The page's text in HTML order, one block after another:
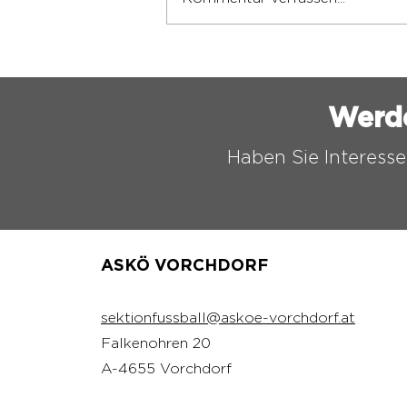
FUSSBALL CAMP 2026
Haben Sie
ASKÖ VORCHDORF
sektionfussball@askoe-vorchdorf.at
Falkenohren 20
A-4655 Vorchdorf